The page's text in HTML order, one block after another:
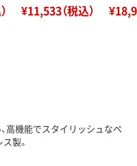
¥11,533（税込）
高機能でスタイリッシュなペ
製。